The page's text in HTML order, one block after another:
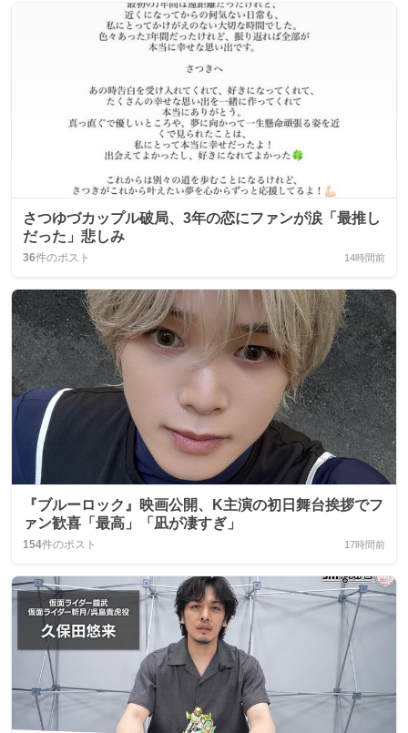
さつゆづカップル破局、3年の恋にファンが涙「最推し
だった」悲しみ
36件のポスト 14時間前
『ブルーロック』映画公開、K主演の初日舞台挨拶でフ
ァン歓喜「最高」「凪が凄すぎ」
154件のポスト 17時間前